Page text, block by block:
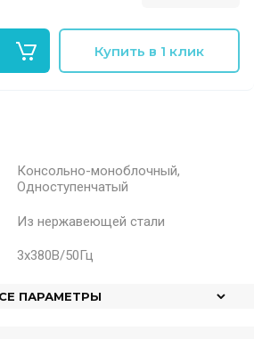
Купить в 1 клик
Консольно-моноблочный,
Одноступенчатый
Из нержавеющей стали
3x380В/50Гц
ПАРАМЕТРЫ